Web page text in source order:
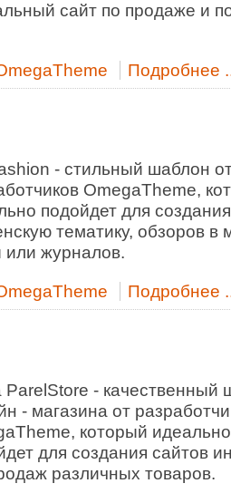
сайт по продаже и
Подробнее
- стильный шаблон
OmegaTheme,
подойдет для
тематику, обзоров в
журналов.
Подробнее
ParelStore - качественный
- магазина от
который идеально
для создания сайтов
различных товаров.